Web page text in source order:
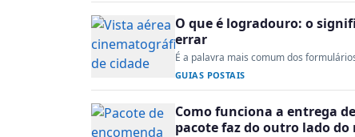
O que é logradouro: o
errar
É a palavra mais comum dos
GUIAS POSTAIS
Como funciona a entrega
pacote faz do outro lado do